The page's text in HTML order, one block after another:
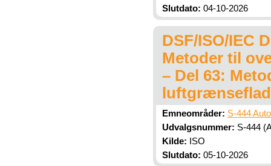
Slutdato: 04-10-2026
DSF/ISO/IEC
Metoder til
– Del 63:
Emneområder: S-444
Udvalgsnummer: S-444
Kilde: ISO
Slutdato: 05-10-2026